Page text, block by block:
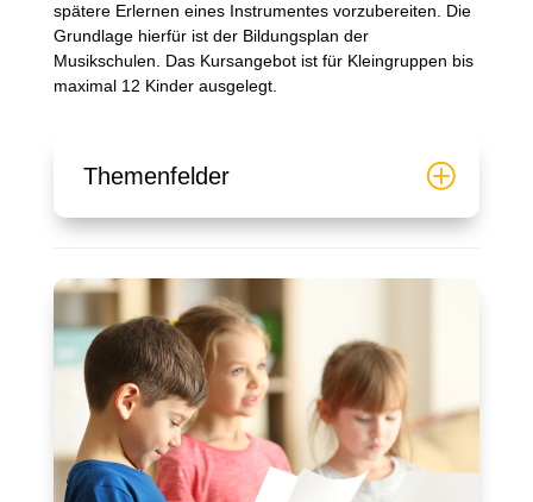
spätere Erlernen eines Instrumentes vorzubereiten. Die
Grundlage hierfür ist der Bildungsplan der
Musikschulen. Das Kursangebot ist für Kleingruppen bis
maximal 12 Kinder ausgelegt.
Themenfelder